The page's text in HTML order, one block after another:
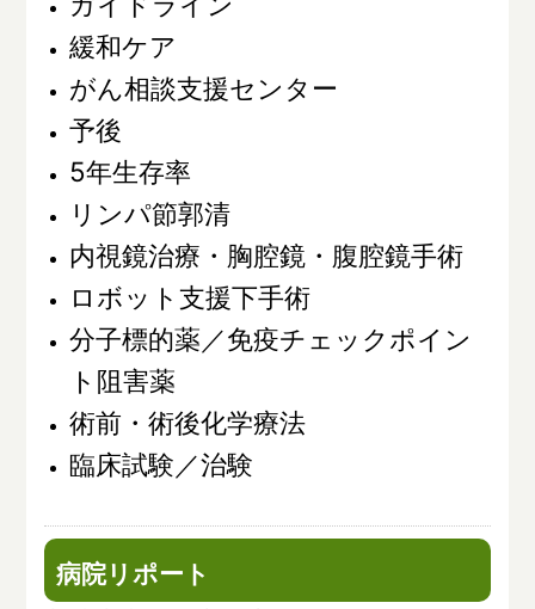
緩和ケア
がん相談支援センター
予後
5年生存率
リンパ節郭清
内視鏡治療・胸腔鏡・腹腔鏡手術
ロボット支援下手術
分子標的薬／免疫チェックポイン
ト阻害薬
術前・術後化学療法
臨床試験／治験
病院リポート